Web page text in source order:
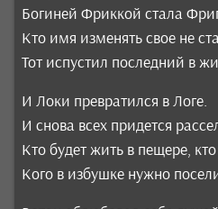
Богиней Фриккой стала
Кто имя изменять свое не
Тот испустил последний в
И Локи превратился в Логе.
И снова всех придется
Кто будет жить в пещере,
Кого в избушке нужно